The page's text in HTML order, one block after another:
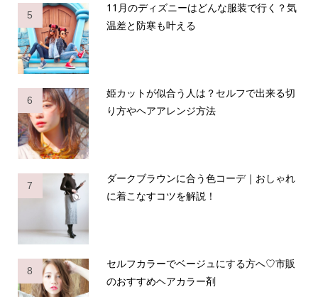
5
11月のディズニーはどんな服装で行く？気
温差と防寒も叶える
6
姫カットが似合う人は？セルフで出来る切
り方やヘアアレンジ方法
7
ダークブラウンに合う色コーデ｜おしゃれ
に着こなすコツを解説！
8
セルフカラーでベージュにする方へ♡市販
のおすすめヘアカラー剤